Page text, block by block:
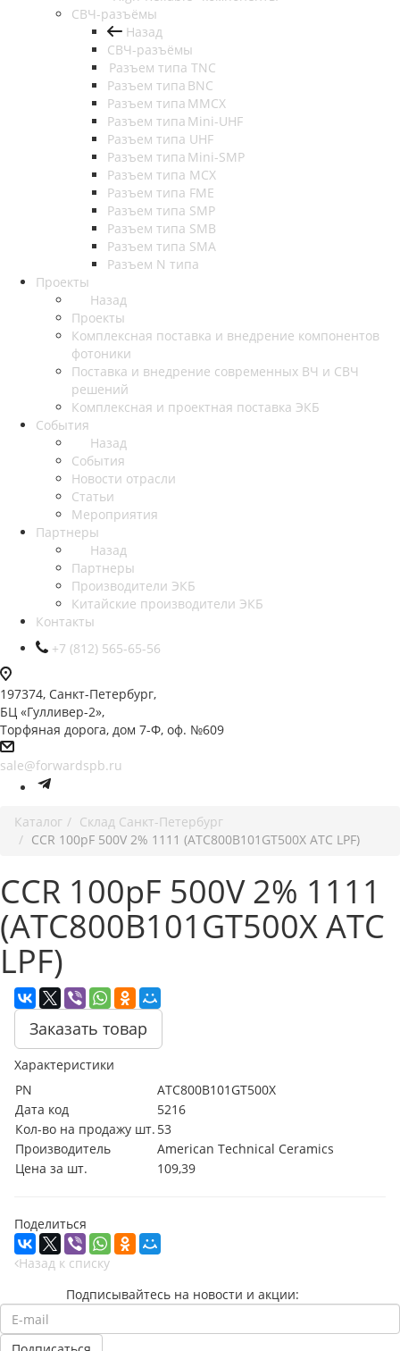
СВЧ-разъёмы
Назад
СВЧ-разъёмы
Разъем типа TNC
Разъем типа BNC
Разъем типа MMCX
Разъем типа Mini-UHF
Разъем типа UHF
Разъем типа Mini-SMP
Разъем типа MCX
Разъем типа FME
Разъем типа SMP
Разъем типа SMB
Разъем типа SMA
Разъем N типа
Проекты
Назад
Проекты
Комплексная поставка и внедрение компонентов
фотоники
Поставка и внедрение современных ВЧ и СВЧ
решений
Комплексная и проектная поставка ЭКБ
События
Назад
События
Новости отрасли
Статьи
Мероприятия
Партнеры
Назад
Партнеры
Производители ЭКБ
Китайские производители ЭКБ
Контакты
+7 (812) 565-65-56
197374, Санкт-Петербург,
БЦ «Гулливер-2»,
Торфяная дорога, дом 7-Ф, оф. №609
sale@forwardspb.ru
Каталог
Cклад Санкт-Петербург
CCR 100pF 500V 2% 1111 (ATC800B101GT500X ATC LPF)
CCR 100pF 500V 2% 1111
(ATC800B101GT500X ATC
LPF)
Заказать товар
Характеристики
PN
ATC800B101GT500X
Дата код
5216
Кол-во на продажу шт. 53
Производитель
American Technical Ceramics
Цена за шт.
109,39
Поделиться
Назад к списку
Подписывайтесь на новости и акции: